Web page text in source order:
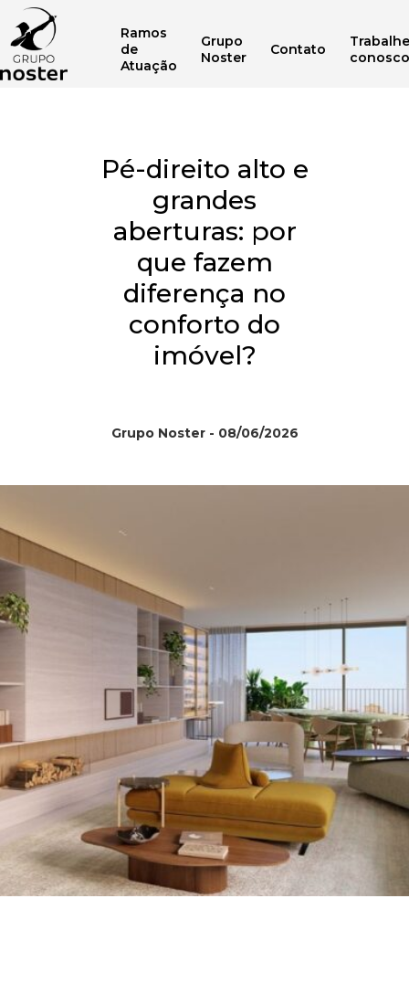
Ramos
de
Atuação
Grupo
Noster
Contato
Trabalhe
conosco
Pé-direito alto e
grandes
aberturas: por
que fazem
diferença no
conforto do
imóvel?
Grupo Noster - 08/06/2026